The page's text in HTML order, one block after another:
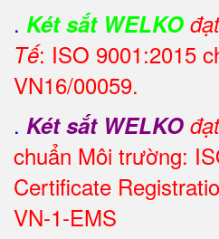
. Két sắt WELKO
Tế: ISO 9001:2015
VN16/00059.
. Két sắt WELKO
chuẩn Môi trường:
Certificate
VN-1-EMS